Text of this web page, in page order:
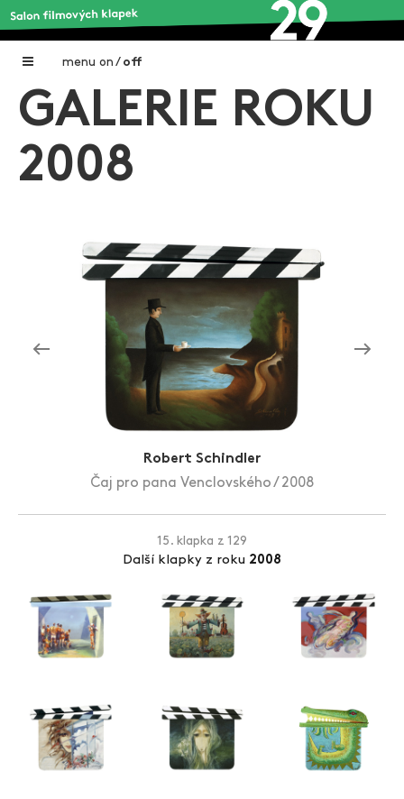
menu on / off
Home
Galerie filmových klapek
O projektu
Aktuální výstavy
Aukce filmových klapek
Zlín Film Festival
GALERIE ROKU
2008
Robert Schindler
Čaj pro pana Venclovského / 2008
15. klapka z 129
Další klapky z roku 2008